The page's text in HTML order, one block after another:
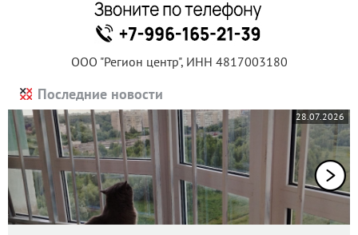
ООО "Регион центр", ИНН 4817003180
Последние новости
28.07.2026